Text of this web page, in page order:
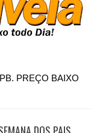
PREÇO BAIXO